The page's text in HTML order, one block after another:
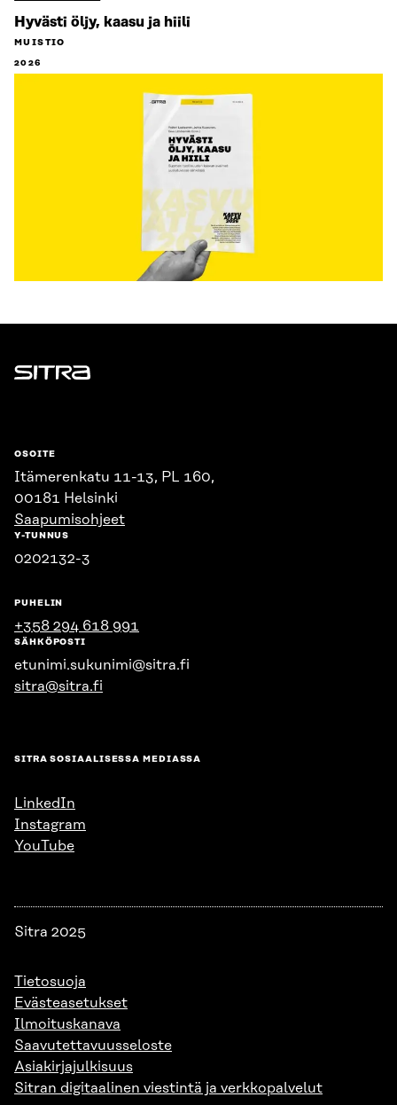
Hyvästi öljy, kaasu ja hiili
MUISTIO
2026
Sitra
OSOITE
Itämerenkatu 11-13, PL 160,
00181 Helsinki
Saapumisohjeet
Y-TUNNUS
0202132-3
PUHELIN
+358 294 618 991
SÄHKÖPOSTI
etunimi.sukunimi@sitra.fi
sitra@sitra.fi
SITRA SOSIAALISESSA MEDIASSA
LinkedIn
Instagram
YouTube
Sitra 2025
Tietosuoja
Evästeasetukset
Ilmoituskanava
Saavutettavuusseloste
Asiakirjajulkisuus
Sitran digitaalinen viestintä ja verkkopalvelut